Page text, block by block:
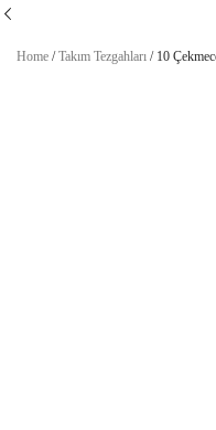
Home /Takım Tezgahları / 10